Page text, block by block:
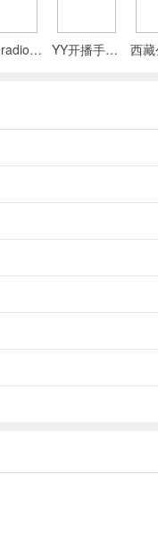
Mineradio手机版 YY开播手机版